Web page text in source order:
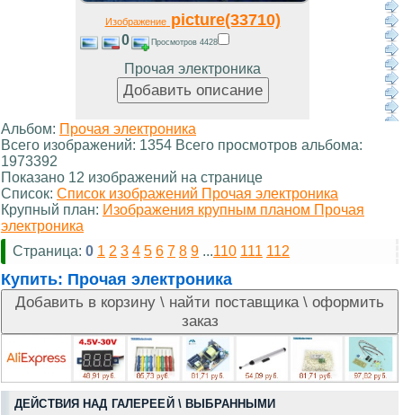
Изображениеpicture(33710)
0 Просмотров 4428
Прочая электроника
Альбом: Прочая электроника
Всего изображений: 1354 Всего просмотров альбома:
1973392
Показано 12 изображений на странице
Список: Список изображений Прочая электроника
Крупный план: Изображения крупным планом Прочая
электроника
Страница: 0 1 2 3 4 5 6 7 8 9 ...110 111 112
Купить: Прочая электроника
ДЕЙСТВИЯ НАД ГАЛЕРЕЕЙ \ ВЫБРАННЫМИ